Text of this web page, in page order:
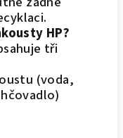
HP?
tři
(voda,